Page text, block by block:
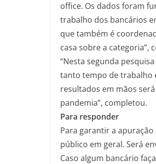
office. Os dados foram
trabalho dos bancários
que também é
casa sobre a categoria”,
“Nesta segunda
tanto tempo de trabalho
resultados em mãos
pandemia”, completou.
Para responder
Para garantir a
público em geral. Será
Caso algum bancário